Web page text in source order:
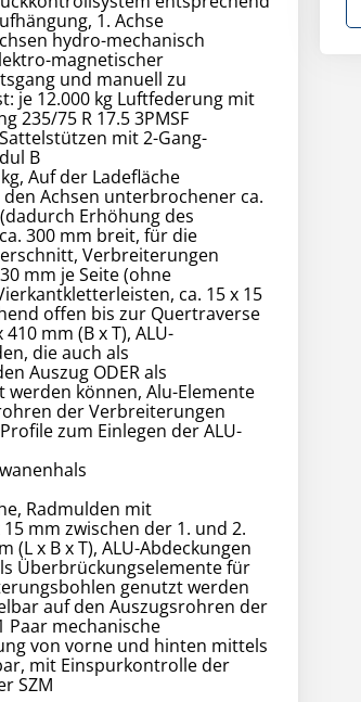
1. Achse
hydro-mechanisch
magnetischer
und manuell zu
je 12.000 kg Luftfederung mit
235/75 R 17.5 3PMSF
mit 2-Gang-
B
Auf der Ladefläche
Achsen unterbrochener ca.
Erhöhung des
300 mm breit, für die
Verbreiterungen
mm je Seite (ohne
ca. 15 x 15
offen bis zur Quertraverse
mm (B x T), ALU-
die auch als
Auszug ODER als
können, Alu-Elemente
der Verbreiterungen
zum Einlegen der ALU-
Radmulden mit
mm zwischen der 1. und 2.
(L x B x T), ALU-Abdeckungen
Überbrückungselemente für
genutzt werden
auf den Auszugsrohren der
mechanische
von vorne und hinten mittels
mit Einspurkontrolle der
SZM